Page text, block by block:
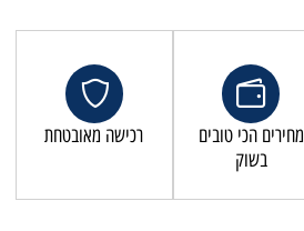
מחירים הכי טובים
בשוק
רכישה מאובטחת